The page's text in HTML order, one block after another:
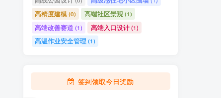
高精度建模(0) 高端社区景观 (1)
高端改善赛道 (1) 高端入口设计(1)
高温作业安全管理 (1)
签到领取今日奖励